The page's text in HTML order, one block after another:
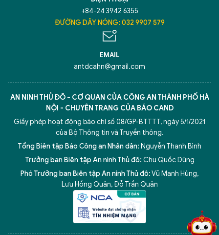
+84-24 3942 6355
ĐƯỜNG DÂY NÓNG: 032 9907 579
EMAIL
antdcahn@gmail.com
AN NINH THỦ ĐÔ - CƠ QUAN CỦA CÔNG AN THÀNH PHỐ HÀ
NỘI - CHUYÊN TRANG CỦA BÁO CAND
Giấy phép hoạt động báo chí số 08/GP-BTTTT, ngày 5/1/2021
của Bộ Thông tin và Truyền thông.
Tổng Biên tập Báo Công an Nhân dân: Nguyễn Thanh Bình
Trưởng ban Biên tập An ninh Thủ đô: Chu Quốc Dũng
Phó Trưởng ban Biên tập An ninh Thủ đô:Vũ Mạnh Hùng,
Lưu Hồng Quân, Đỗ Trần Quân
5 điểm nghẽn của Hà Nội giải pháp xử lý điểm nghẽn của